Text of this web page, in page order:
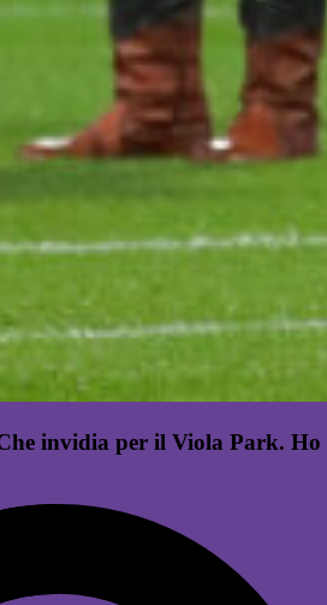
invidia per il Viola Park. Ho